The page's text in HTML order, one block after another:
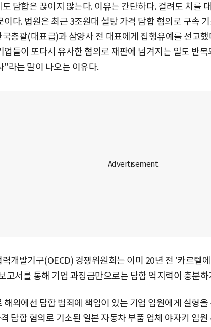
담합은 끊이지 않는다. 이유는 간단하다. 걸려도 치를
이다. 법원은 최근 3조원대 설탕 가격 담합 혐의로 구속
총괄(대표급)과 삼양사 전 대표에게 집행유예를 선고했
업들이 또다시 유사한 혐의로 재판에 넘겨지는 일도 반
"라는 말이 나오는 이유다.
개발기구(OECD) 경쟁위원회는 이미 20년 전 '카르텔
고서를 통해 기업 과징금만으로는 담합 억지력이 충분
해외에선 담합 범죄에 책임이 있는 기업 임원에게 실형
담합 혐의로 기소된 일본 자동차 부품 업체 야자키 임원